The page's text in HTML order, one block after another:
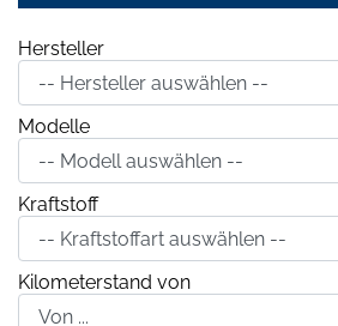
Hersteller
Modelle
Kraftstoff
Kilometerstand von